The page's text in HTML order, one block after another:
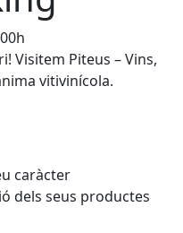
Visitem Piteus – Vins,
vitivinícola.
caràcter
dels seus productes